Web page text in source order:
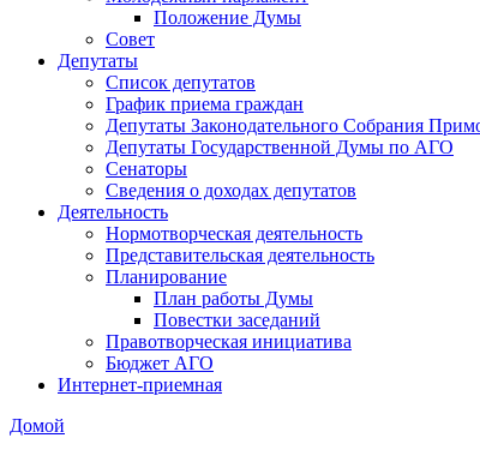
Положение Думы
Совет
Депутаты
Список депутатов
График приема граждан
Депутаты Законодательного Собрания
Депутаты Государственной Думы по АГО
Сенаторы
Сведения о доходах депутатов
Деятельность
Нормотворческая деятельность
Представительская деятельность
Планирование
План работы Думы
Повестки заседаний
Правотворческая инициатива
Бюджет АГО
Интернет-приемная
Домой